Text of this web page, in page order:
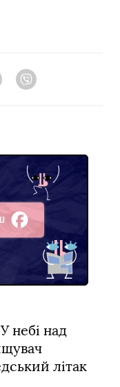
TelegramViber
небі над
літак